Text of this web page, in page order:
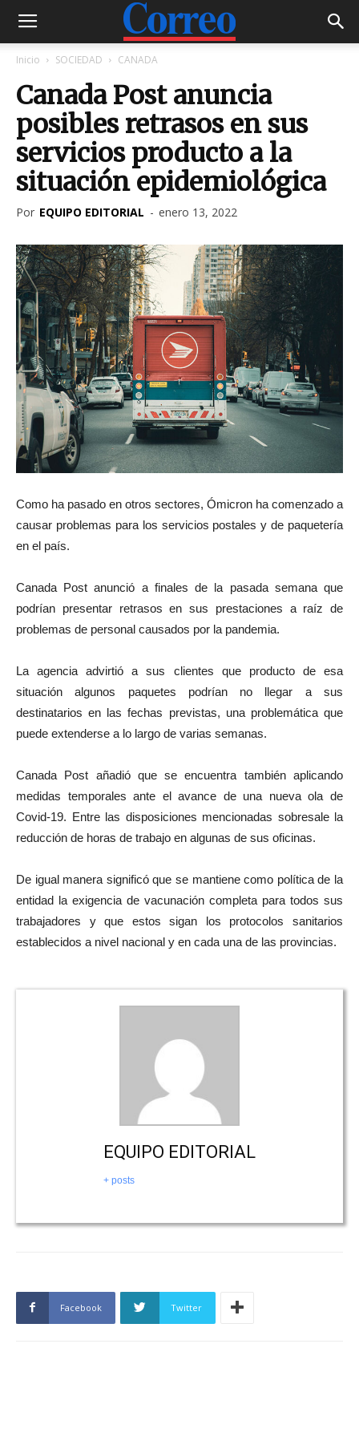
Inicio SOCIEDAD CANADA
Canada Post anuncia
posibles retrasos en sus
servicios producto a la
situación epidemiológica
Por EQUIPO EDITORIAL - enero 13, 2022
Como ha pasado en otros sectores, Ómicron ha comenzado a
causar problemas para los servicios postales y de paquetería
en el país.
Canada Post anunció a finales de la pasada semana que
podrían presentar retrasos en sus prestaciones a raíz de
problemas de personal causados por la pandemia.
La agencia advirtió a sus clientes que producto de esa
situación algunos paquetes podrían no llegar a sus
destinatarios en las fechas previstas, una problemática que
puede extenderse a lo largo de varias semanas.
Canada Post añadió que se encuentra también aplicando
medidas temporales ante el avance de una nueva ola de
Covid-19. Entre las disposiciones mencionadas sobresale la
reducción de horas de trabajo en algunas de sus oficinas.
De igual manera significó que se mantiene como política de la
entidad la exigencia de vacunación completa para todos sus
trabajadores y que estos sigan los protocolos sanitarios
establecidos a nivel nacional y en cada una de las provincias.
EQUIPO EDITORIAL
+ posts
Facebook Twitter